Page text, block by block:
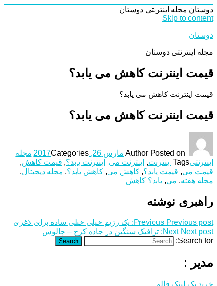
دوستان مجله اینترنتی دوستان
Skip to content
دوستان
مجله اینترنتی دوستان
قیمت اینترنت کاهش می یابد؟
قیمت اینترنت کاهش می یابد؟
قیمت اینترنت کاهش می یابد؟
Author Posted on مارس 26, 2017 Categories
مجله
اینترنتیTags اینترنت, اینترنت می, اینترنت یابد؟, قیمت کاهش,
قیمت می, قیمت یابد؟, کاهش می, کاهش یابد؟, مجله دیجیتال,
مجله هفته, می, یابد؟ کاهش
راهبری نوشته
Previous Previous post:
یک رژیم‌ خیلی خیلی ساده برای لاغری
Next Next post:
ترافیک سنگین در جاده کرج – چالوس
Search for:
Search
مدیر :
خرید بک لینک فالو